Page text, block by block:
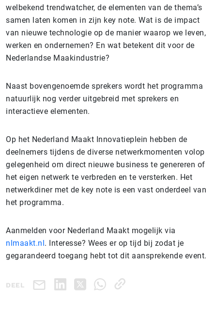
welbekend trendwatcher, de elementen van de thema’s
samen laten komen in zijn key note. Wat is de impact
van nieuwe technologie op de manier waarop we leven,
werken en ondernemen? En wat betekent dit voor de
Nederlandse Maakindustrie?
Naast bovengenoemde sprekers wordt het programma
natuurlijk nog verder uitgebreid met sprekers en
interactieve elementen.
Op het Nederland Maakt Innovatieplein hebben de
deelnemers tijdens de diverse netwerkmomenten volop
gelegenheid om direct nieuwe business te genereren of
het eigen netwerk te verbreden en te versterken. Het
netwerkdiner met de key note is een vast onderdeel van
het programma.
Aanmelden voor Nederland Maakt mogelijk via
nlmaakt.nl. Interesse? Wees er op tijd bij zodat je
gegarandeerd toegang hebt tot dit aansprekende event.
DEEL